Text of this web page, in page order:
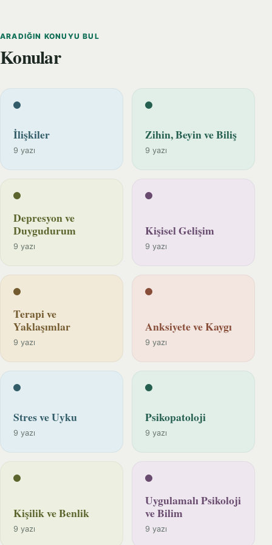
ARADIĞIN KONUYU BUL
Konular
İlişkiler
9 yazı
Zihin, Beyin ve Biliş
9 yazı
Depresyon ve
Duygudurum
9 yazı
Kişisel Gelişim
9 yazı
Terapi ve
Yaklaşımlar
9 yazı
Anksiyete ve Kaygı
9 yazı
Stres ve Uyku
9 yazı
Psikopatoloji
9 yazı
Kişilik ve Benlik
9 yazı
Uygulamalı Psikoloji
ve Bilim
9 yazı